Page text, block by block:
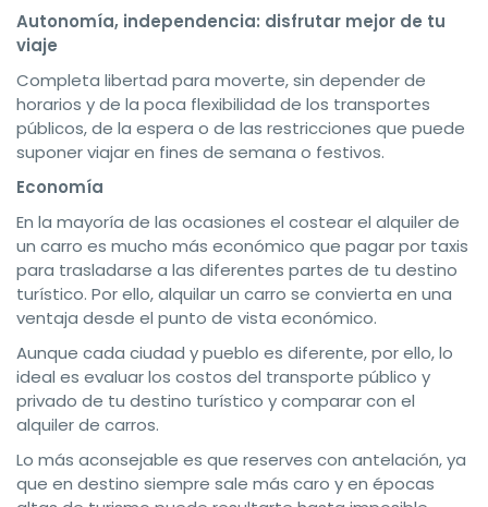
Autonomía, independencia: disfrutar mejor de tu
viaje
Completa libertad para moverte, sin depender de
horarios y de la poca flexibilidad de los transportes
públicos, de la espera o de las restricciones que puede
suponer viajar en fines de semana o festivos.
Economía
En la mayoría de las ocasiones el costear el alquiler de
un carro es mucho más económico que pagar por taxis
para trasladarse a las diferentes partes de tu destino
turístico. Por ello, alquilar un carro se convierta en una
ventaja desde el punto de vista económico.
Aunque cada ciudad y pueblo es diferente, por ello, lo
ideal es evaluar los costos del transporte público y
privado de tu destino turístico y comparar con el
alquiler de carros.
Lo más aconsejable es que reserves con antelación, ya
que en destino siempre sale más caro y en épocas